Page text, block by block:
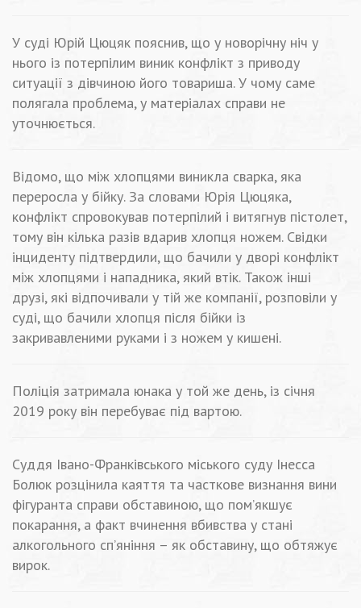
У суді Юрій Цюцяк пояснив, що у новорічну ніч у
нього із потерпілим виник конфлікт з приводу
ситуації з дівчиною його товариша. У чому саме
полягала проблема, у матеріалах справи не
уточнюється.
Відомо, що між хлопцями виникла сварка, яка
переросла у бійку. За словами Юрія Цюцяка,
конфлікт спровокував потерпілий і витягнув пістолет,
тому він кілька разів вдарив хлопця ножем. Свідки
інциденту підтвердили, що бачили у дворі конфлікт
між хлопцями і нападника, який втік. Також інші
друзі, які відпочивали у тій же компанії, розповіли у
суді, що бачили хлопця після бійки із
закривавленими руками і з ножем у кишені.
Поліція затримала юнака у той же день, із січня
2019 року він перебуває під вартою.
Суддя Івано-Франківського міського суду Інесса
Болюк розцінила каяття та часткове визнання вини
фігуранта справи обставиною, що пом’якшує
покарання, а факт вчинення вбивства у стані
алкогольного сп’яніння – як обставину, що обтяжує
вирок.